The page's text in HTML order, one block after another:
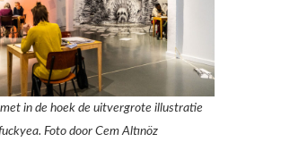
in de hoek de uitvergrote illustratie
Foto door Cem Altınöz